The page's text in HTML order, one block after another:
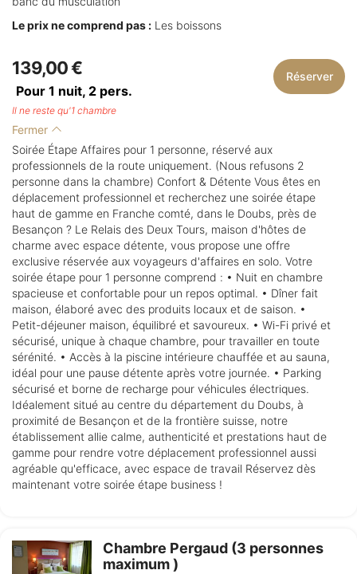
Le prix ne comprend pas : Les boissons
139,00 €
Pour 1 nuit, 2 pers.
Réserver
Il ne reste qu'1 chambre
Fermer
Soirée Étape Affaires pour 1 personne, réservé aux
professionnels de la route uniquement. (Nous refusons 2
personne dans la chambre) Confort & Détente Vous êtes en
déplacement professionnel et recherchez une soirée étape
haut de gamme en Franche comté, dans le Doubs, près de
Besançon ? Le Relais des Deux Tours, maison d'hôtes de
charme avec espace détente, vous propose une offre
exclusive réservée aux voyageurs d'affaires en solo. Votre
soirée étape pour 1 personne comprend : • Nuit en chambre
spacieuse et confortable pour un repos optimal. • Dîner fait
maison, élaboré avec des produits locaux et de saison. •
Petit-déjeuner maison, équilibré et savoureux. • Wi-Fi privé et
sécurisé, unique à chaque chambre, pour travailler en toute
sérénité. • Accès à la piscine intérieure chauffée et au sauna,
idéal pour une pause détente après votre journée. • Parking
sécurisé et borne de recharge pour véhicules électriques.
Idéalement situé au centre du département du Doubs, à
proximité de Besançon et de la frontière suisse, notre
établissement allie calme, authenticité et prestations haut de
gamme pour rendre votre déplacement professionnel aussi
agréable qu'efficace, avec espace de travail Réservez dès
maintenant votre soirée étape business !
Chambre Pergaud (3 personnes
maximum )